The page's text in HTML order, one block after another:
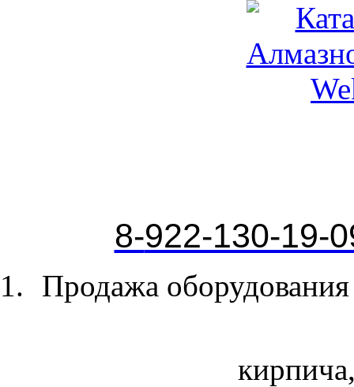
8-922-130-19-
Продажа